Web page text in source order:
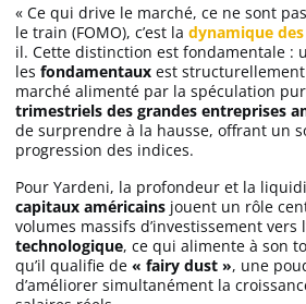
Indicateurs techniques
Investir
Meilleurs wallets
« Ce qui drive le marché, ce ne sont
le train (FOMO), c’est la dynamique
il. Cette distinction est fondamentale :
les fondamentaux est
marché alimenté par la spéculation
trimestriels des grandes entreprises
de surprendre à la hausse, offrant un
progression des indices.
Pour Yardeni, la profondeur et la
capitaux américains jouent un rôle
volumes massifs d’investissement vers
technologique, ce qui alimente à son
qu’il qualifie de « fairy dust », une
d’améliorer simultanément la